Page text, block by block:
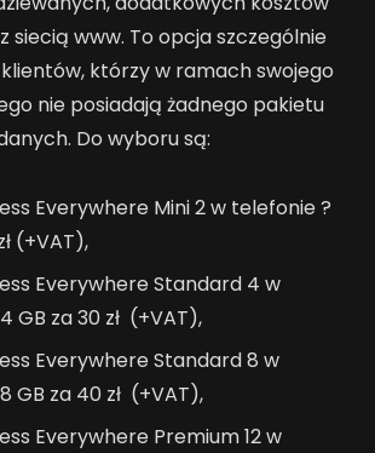
siecią www. To opcja szczególnie
którzy w ramach swojego
nie posiadają żadnego pakietu
Do wyboru są:
Everywhere Mini 2 w telefonie ?
(+VAT),
Everywhere Standard 4 w
GB za 30 zł (+VAT),
Everywhere Standard 8 w
GB za 40 zł (+VAT),
Everywhere Premium 12 w